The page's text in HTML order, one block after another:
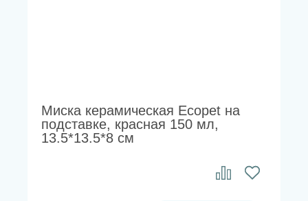
Миска керамическая Ecopet на
подставке, красная 150 мл,
13.5*13.5*8 см